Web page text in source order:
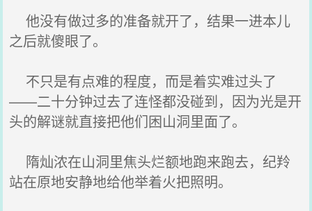
他没有做过多的准备就开了，结果一进本儿
之后就傻眼了。
不只是有点难的程度，而是着实难过头了
——二十分钟过去了连怪都没碰到，因为光是开
头的解谜就直接把他们困山洞里面了。
隋灿浓在山洞里焦头烂额地跑来跑去，纪羚
站在原地安静地给他举着火把照明。